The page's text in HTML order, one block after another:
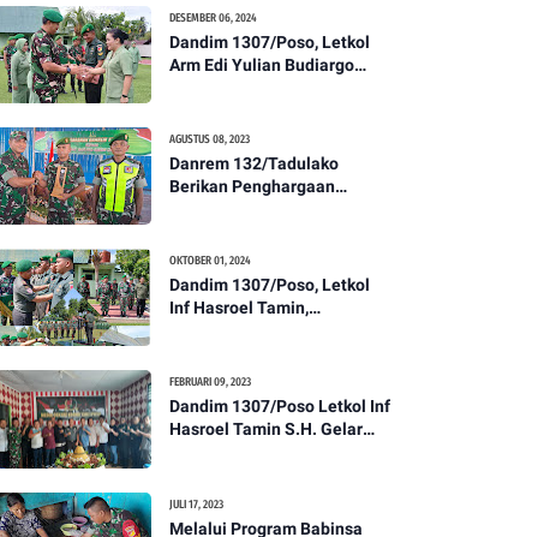
Kesehatan Tentang
Pencegahan DBD
DESEMBER 06, 2024
Dandim 1307/Poso, Letkol
Arm Edi Yulian Budiargo
1307/Poso
AGUSTUS 08, 2023
Danrem 132/Tadulako
Berikan Penghargaan
OKTOBER 01, 2024
Dandim 1307/Poso, Letkol
Inf Hasroel Tamin,
Kenaikan Pangkat Personel
Kodim 1307/Poso
FEBRUARI 09, 2023
Dandim 1307/Poso Letkol Inf
Hasroel Tamin S.H. Gelar
Tahun 2023
JULI 17, 2023
Melalui Program Babinsa